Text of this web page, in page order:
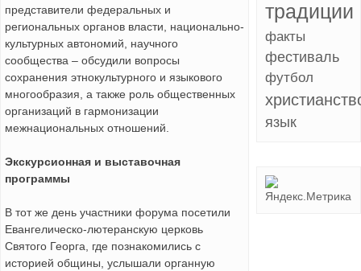
представители федеральных и
региональных органов власти, национально-
культурных автономий, научного
сообщества – обсудили вопросы
сохранения этнокультурного и языкового
многообразия, а также роль общественных
организаций в гармонизации
межнациональных отношений.
Экскурсионная и выставочная
программы
В тот же день участники форума посетили
Евангелическо-лютеранскую церковь
Святого Георга, где познакомились с
историей общины, услышали органную
традиции
факты
фестиваль
футбол
язык